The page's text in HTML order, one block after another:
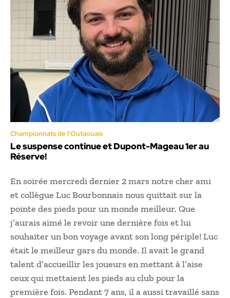
Championnats de l'Outaouais
Le suspense continue et Dupont-Mageau 1er au
Réserve!
En soirée mercredi dernier 2 mars notre cher ami
et collègue Luc Bourbonnais nous quittait sur la
pointe des pieds pour un monde meilleur. Que
j’aurais aimé le revoir une dernière fois et lui
souhaiter un bon voyage avant son long périple! Luc
était le meilleur gars du monde. Il avait le grand
talent d’accueillir les joueurs en mettant à l’aise
ceux qui mettaient les pieds au club pour la
première fois. Pendant 7 ans, il a aussi travaillé sans